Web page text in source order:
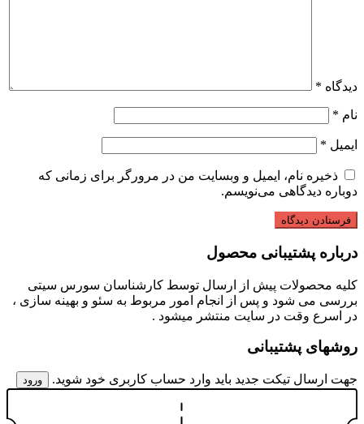
دیدگاه *
نام *
ایمیل *
ذخیره نام، ایمیل و وبسایت من در مرورگر برای زمانی که
دوباره دیدگاهی می‌نویسم.
درباره پشتیبانی محصول
کلیه محصولات پیش از ارسال توسط کارشناسان سورس سیتی
بررسی می شود و پس از انجام امور مربوط به سئو و بهینه سازی ،
در اسرع وقت در سایت منتشر میشود .
روشهای پشتیبانی
جهت ارسال تیکت جدید باید وارد حساب کاربری خود شوید. ورود